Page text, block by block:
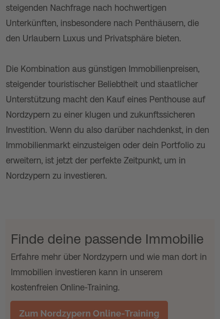
steigenden Nachfrage nach hochwertigen
Unterkünften, insbesondere nach Penthäusern, die
den Urlaubern Luxus und Privatsphäre bieten.
Die Kombination aus günstigen Immobilienpreisen,
steigender touristischer Beliebtheit und staatlicher
Unterstützung macht den Kauf eines Penthouse auf
Nordzypern zu einer klugen und zukunftssicheren
Investition. Wenn du also darüber nachdenkst, in den
Immobilienmarkt einzusteigen oder dein Portfolio zu
erweitern, ist jetzt der perfekte Zeitpunkt, um in
Nordzypern zu investieren.
Finde deine passende Immobilie
Erfahre mehr über Nordzypern und wie man dort in
Immobilien investieren kann in unserem
kostenfreien Online-Training.
Zum Nordzypern Online-Training